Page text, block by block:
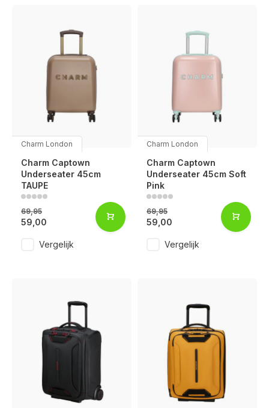
Charm London
Charm Captown
Underseater 45cm
TAUPE
69,95
59,00
Vergelijk
Charm London
Charm Captown
Underseater 45cm Soft
Pink
69,95
59,00
Vergelijk